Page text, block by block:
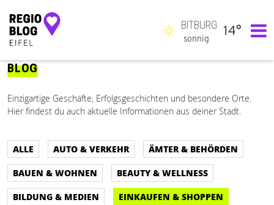
Hauptnavigation
BITBURG
sonnig
14°
BLOG
Einzigartige Geschäfte, Erfolgsgeschichten und besondere Orte.
Hier findest du auch aktuelle Informationen aus deiner Stadt.
ALLE AUTO & VERKEHR
ÄMTER & BEHÖRDEN
BAUEN & WOHNEN
BEAUTY & WELLNESS
BILDUNG & MEDIEN
EINKAUFEN & SHOPPEN